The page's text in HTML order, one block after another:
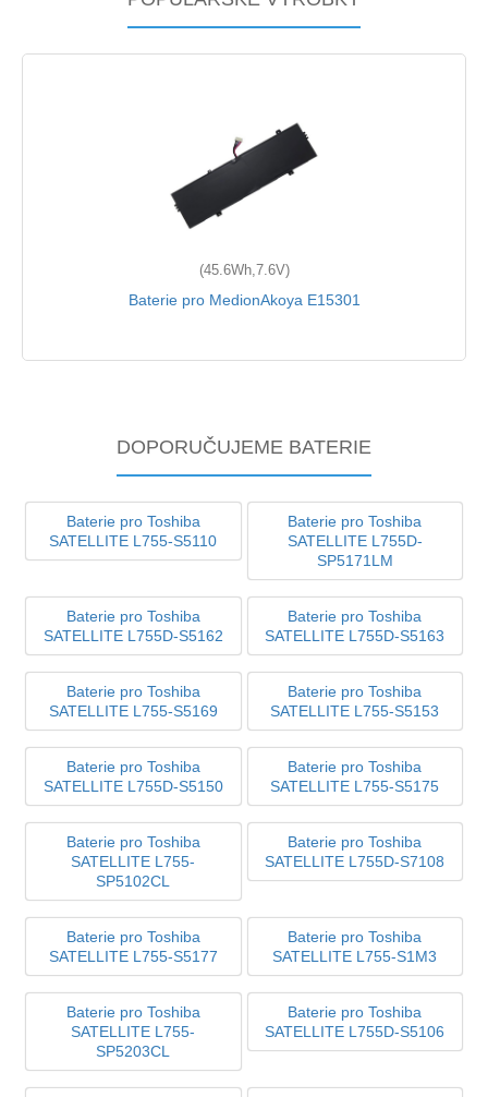
(45.6Wh,7.6V)
Baterie pro MedionAkoya E15301
DOPORUČUJEME BATERIE
Baterie pro Toshiba
SATELLITE L755-S5110
Baterie pro Toshiba
SATELLITE L755D-
SP5171LM
Baterie pro Toshiba
SATELLITE L755D-S5162
Baterie pro Toshiba
SATELLITE L755D-S5163
Baterie pro Toshiba
SATELLITE L755-S5169
Baterie pro Toshiba
SATELLITE L755-S5153
Baterie pro Toshiba
SATELLITE L755D-S5150
Baterie pro Toshiba
SATELLITE L755-S5175
Baterie pro Toshiba
SATELLITE L755-
SP5102CL
Baterie pro Toshiba
SATELLITE L755D-S7108
Baterie pro Toshiba
SATELLITE L755-S5177
Baterie pro Toshiba
SATELLITE L755-S1M3
Baterie pro Toshiba
SATELLITE L755-
SP5203CL
Baterie pro Toshiba
SATELLITE L755D-S5106